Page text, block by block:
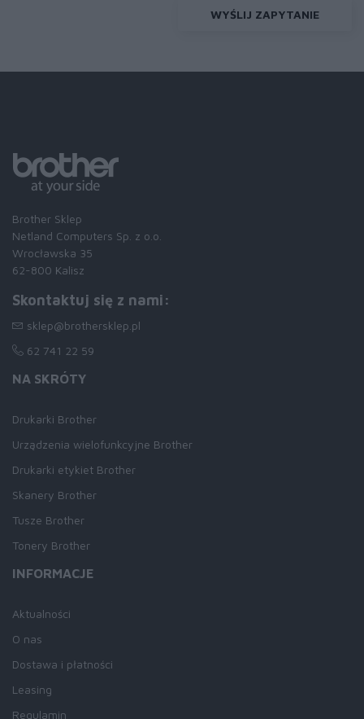
WYŚLIJ ZAPYTANIE
Brother Sklep
Netland Computers Sp. z o.o.
Wrocławska 35
62-800 Kalisz
Skontaktuj się z nami:
sklep@brothersklep.pl
62 741 22 59
NA SKRÓTY
Drukarki Brother
Urządzenia wielofunkcyjne Brother
Drukarki etykiet Brother
Skanery Brother
Tusze Brother
Tonery Brother
INFORMACJE
Aktualności
O nas
Dostawa i płatności
Leasing
Regulamin